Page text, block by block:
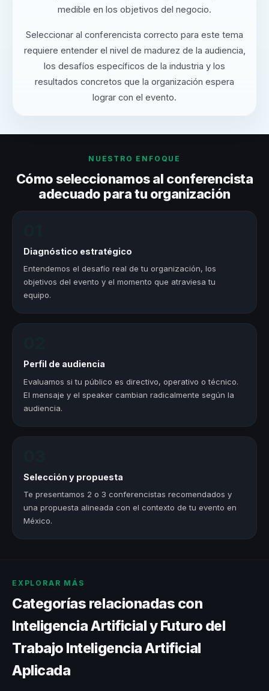
medible en los objetivos del negocio.
Seleccionar al conferencista correcto para este tema
requiere entender el nivel de madurez de la audiencia,
los desafíos específicos de la industria y los
resultados concretos que la organización espera
lograr con el evento.
NUESTRO ENFOQUE
Cómo seleccionamos al conferencista
adecuado para tu organización
Diagnóstico estratégico
Entendemos el desafío real de tu organización, los
objetivos del evento y el momento que atraviesa tu
equipo.
Perfil de audiencia
Evaluamos si tu público es directivo, operativo o técnico.
El mensaje y el speaker cambian radicalmente según la
audiencia.
Selección y propuesta
Te presentamos 2 o 3 conferencistas recomendados y
una propuesta alineada con el contexto de tu evento en
México.
EXPLORAR MÁS
Categorías relacionadas con
Inteligencia Artificial y Futuro del
Trabajo Inteligencia Artificial
Aplicada